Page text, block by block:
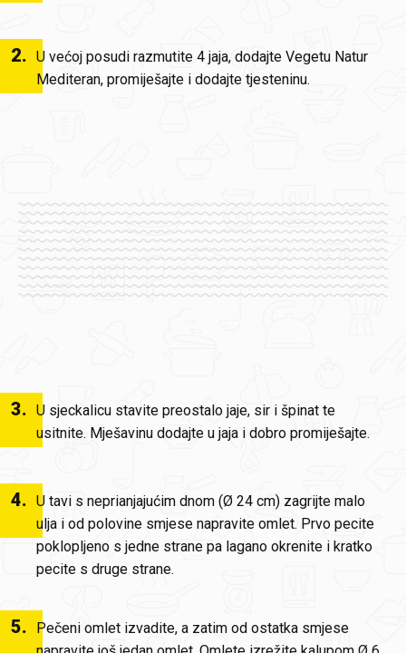
2. U većoj posudi razmutite 4 jaja, dodajte Vegetu Natur
Mediteran, promiješajte i dodajte tjesteninu.
3. U sjeckalicu stavite preostalo jaje, sir i špinat te
usitnite. Mješavinu dodajte u jaja i dobro promiješajte.
4. U tavi s neprianjajućim dnom (Ø 24 cm) zagrijte malo
ulja i od polovine smjese napravite omlet. Prvo pecite
poklopljeno s jedne strane pa lagano okrenite i kratko
pecite s druge strane.
5.
Pečeni omlet izvadite, a zatim od ostatka smjese